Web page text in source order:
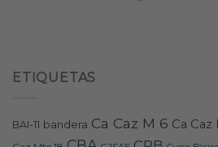
ETIQUETAS
BAI-11 bandera Ca Caz M 6 Ca Caz